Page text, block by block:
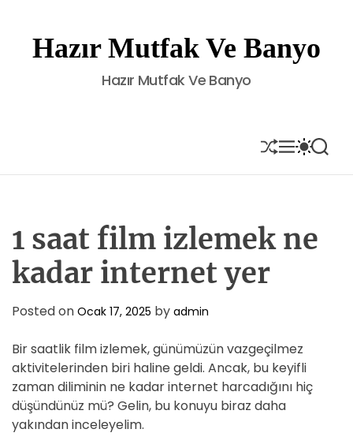
t
Hazır Mutfak Ve Banyo
Hazır Mutfak Ve Banyo
S
H
U
E
M
E
N
S
W
I
C
O
E
S
E
A
1 saat film izlemek ne
kadar internet yer
Posted on Ocak 17, 2025 by admin
Bir saatlik film izlemek, günümüzün vazgeçilmez
aktivitelerinden biri haline geldi. Ancak, bu keyifli
zaman diliminin ne kadar internet harcadığını hiç
düşündünüz mü? Gelin, bu konuyu biraz daha
yakından inceleyelim.